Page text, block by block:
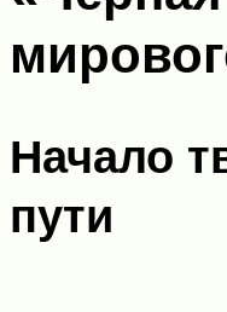
Начало
пути